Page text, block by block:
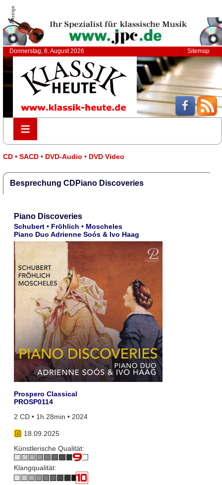
Anzeige
Donnerstag, 6. August 2026 Sitemap
≡
≡
CD • SACD • DVD-Audio • DVD Video
Besprechung CDPiano Discoveries
Piano Discoveries
Schubert • Fröhlich • Moscheles
Piano Duo Adrienne Soós & Ivo Haag
Prospero Classical
PROSP0114
2 CD • 1h 28min • 2024
18.09.2025
Künstlerische Qualität:
Klangqualität: